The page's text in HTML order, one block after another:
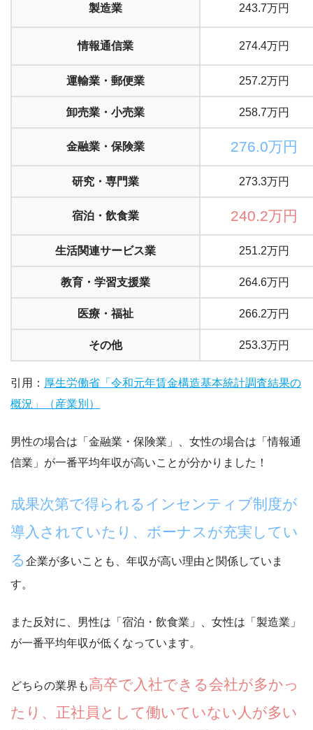
製造業 243.7万円
情報通信業 274.4万円
運輸業・郵便業 257.2万円
卸売業・小売業 258.7万円
金融業・保険業 276.0万円
研究・専門業 273.3万円
宿泊・飲食業 240.2万円
生活関連サービス業 251.2万円
教育・学習支援業 264.6万円
医療・福祉 266.2万円
その他 253.3万円
引用： 厚生労働省「令和元年賃金構造基本統計調査結果の
概況」（産業別）
男性の場合は「金融業・保険業」、女性の場合は「情報通
信業」が一番平均年収が高いことが分かりました！
成果次第で得られるインセンティブ制度が
導入されていたり、ボーナスが充実してい
る企業が多いことも、年収が高い理由と関係していま
す。
また反対に、男性は「宿泊・飲食業」、女性は「製造業」
が一番平均年収が低くなっています。
どちらの業界も高卒で入社できる会社が多かっ
たり、正社員として働いていない人が多い